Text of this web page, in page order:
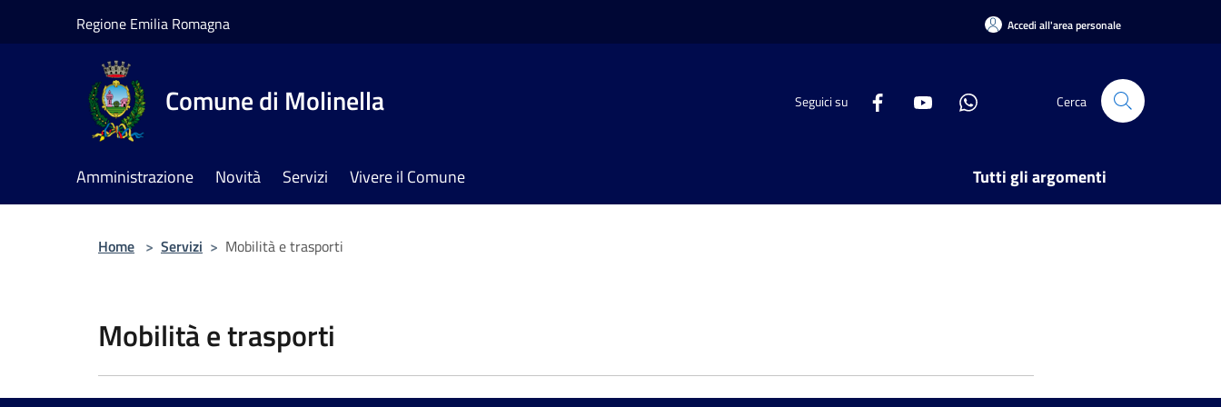
Regione Emilia Romagna Accedi all'area personale
Comune di Molinella Seguici su Cerca
Amministrazione Novità Servizi Vivere il Comune Tutti gli argomenti
Home > Servizi > Mobilità e trasporti
Mobilità e trasporti